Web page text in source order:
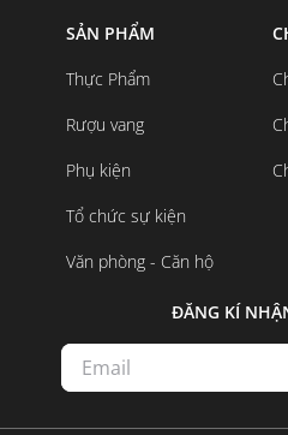
SẢN PHẨM
Thực Phẩm
Rượu vang
Phụ kiện
Tổ chức sự kiện
Văn phòng - Căn hộ
ĐĂNG KÍ